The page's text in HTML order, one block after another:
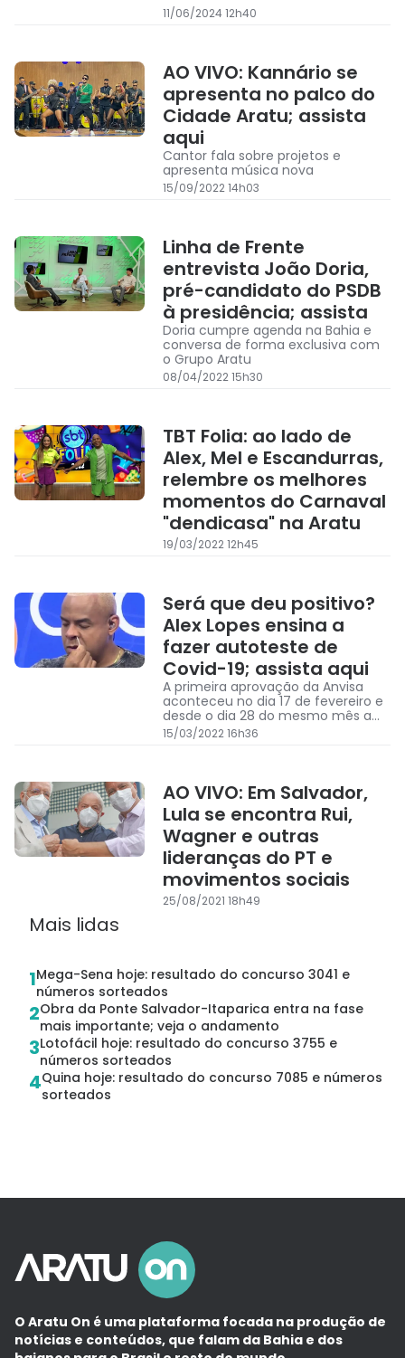
11/06/2024 12h40
AO VIVO: Kannário se
apresenta no palco do
Cidade Aratu; assista
aqui
Cantor fala sobre projetos e
apresenta música nova
15/09/2022 14h03
Linha de Frente
entrevista João Doria,
pré-candidato do PSDB
à presidência; assista
Doria cumpre agenda na Bahia e
conversa de forma exclusiva com
o Grupo Aratu
08/04/2022 15h30
TBT Folia: ao lado de
Alex, Mel e Escandurras,
relembre os melhores
momentos do Carnaval
"dendicasa" na Aratu
19/03/2022 12h45
Será que deu positivo?
Alex Lopes ensina a
fazer autoteste de
Covid-19; assista aqui
A primeira aprovação da Anvisa
aconteceu no dia 17 de fevereiro e
desde o dia 28 do mesmo mês a
venda é permitida no Brasil. O
produto custa, em média, 70 reais.
15/03/2022 16h36
AO VIVO: Em Salvador,
Lula se encontra Rui,
Wagner e outras
lideranças do PT e
movimentos sociais
25/08/2021 18h49
Mais lidas
1Mega-Sena hoje: resultado do concurso 3041 e
números sorteados
2Obra da Ponte Salvador-Itaparica entra na fase
mais importante; veja o andamento
3Lotofácil hoje: resultado do concurso 3755 e
números sorteados
4Quina hoje: resultado do concurso 7085 e números
sorteados
O Aratu On é uma plataforma focada na produção de
notícias e conteúdos, que falam da Bahia e dos